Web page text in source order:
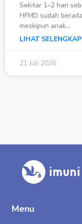
Sekitar 1–2 hari
HFMD sudah
meskipun anak…
LIHAT
21 Juli 2026
Menu